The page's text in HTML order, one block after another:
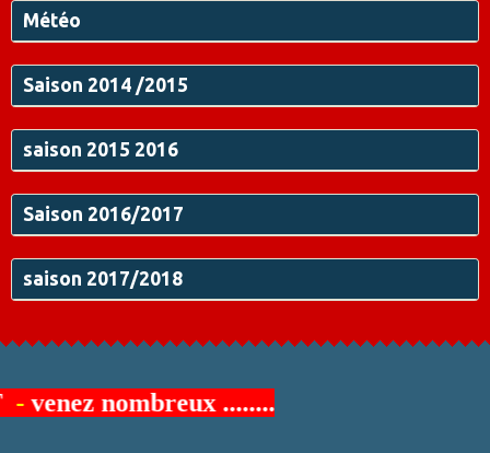
Météo
Saison 2014 /2015
saison 2015 2016
Saison 2016/2017
saison 2017/2018
........
nombreux